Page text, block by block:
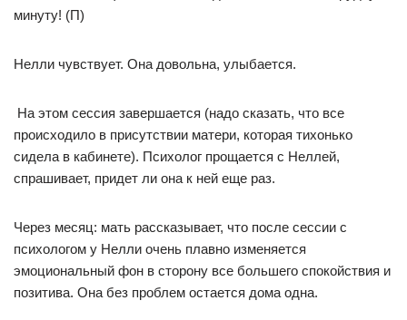
минуту! (П)
Нелли чувствует. Она довольна, улыбается.
На этом сессия завершается (надо сказать, что все
происходило в присутствии матери, которая тихонько
сидела в кабинете). Психолог прощается с Неллей,
спрашивает, придет ли она к ней еще раз.
Через месяц: мать рассказывает, что после сессии с
психологом у Нелли очень плавно изменяется
эмоциональный фон в сторону все большего спокойствия и
позитива. Она без проблем остается дома одна.